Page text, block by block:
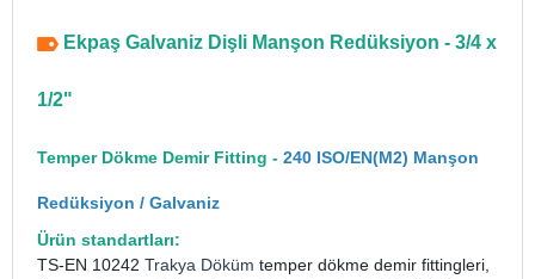
Ekpaş Galvaniz Dişli Manşon Redüksiyon - 3/4 x
1/2"
Temper Dökme Demir Fitting - 240 ISO/EN(M2) Manşon
Redüksiyon / Galvaniz
Ürün standartları:
TS-EN 10242 Trakya Döküm temper dökme demir fittingleri,